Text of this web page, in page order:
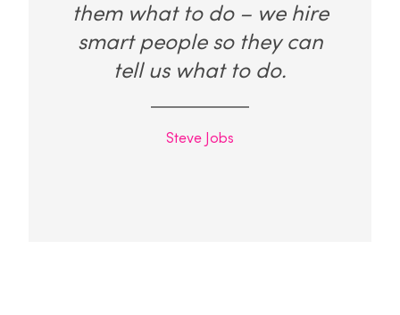
them what to do – we hire
smart people so they can
tell us what to do.
Steve Jobs